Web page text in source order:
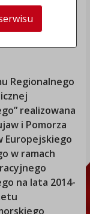
Regionalnego
” realizowana
i Pomorza
Europejskiego
w ramach
na lata 2014-